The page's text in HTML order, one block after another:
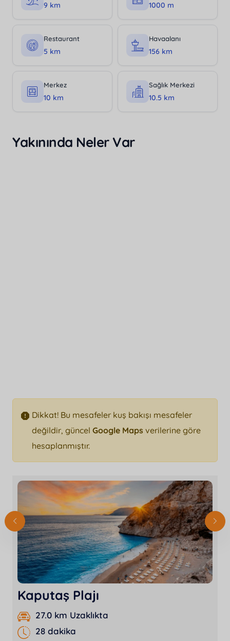
9 km 1000 m
Restaurant
5 km
Havaalanı
156 km
Merkez
10 km
Sağlık Merkezi
10.5 km
Yakınında Neler Var
Dikkat! Bu mesafeler kuş bakışı mesafeler
değildir, güncel Google Maps verilerine göre
hesaplanmıştır.
Kaputaş Plajı
27.0 km Uzaklıkta
28 dakika